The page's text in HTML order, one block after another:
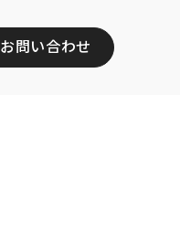
お問い合わせ